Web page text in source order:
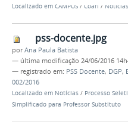
Localizado em CAMPUS / Coari / Notícias
pss-docente.jpg
porAna Paula Batista
— última modificação 24/06/2016
— registrado em: PSS Docente, DGP,
002/2016
Localizado em Notícias / Processo
Simplificado para Professor Substituto